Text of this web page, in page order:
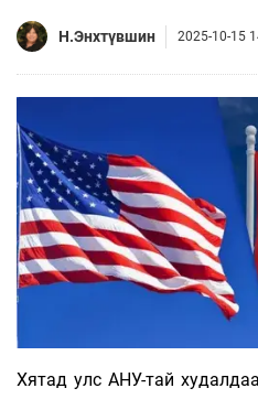
Н.Энхтүвшин 2025-10-15
Хятад улс АНУ-тай